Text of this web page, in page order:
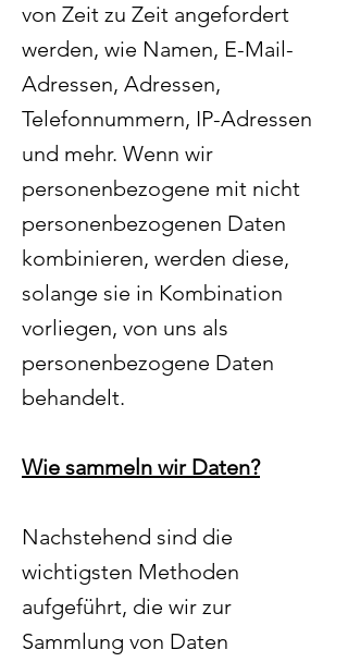
von Zeit zu Zeit angefordert
werden, wie Namen, E-Mail-
Adressen, Adressen,
Telefonnummern, IP-Adressen
und mehr. Wenn wir
personenbezogene mit nicht
personenbezogenen Daten
kombinieren, werden diese,
solange sie in Kombination
vorliegen, von uns als
personenbezogene Daten
behandelt.
Wie sammeln wir Daten?
Nachstehend sind die
wichtigsten Methoden
aufgeführt, die wir zur
Sammlung von Daten